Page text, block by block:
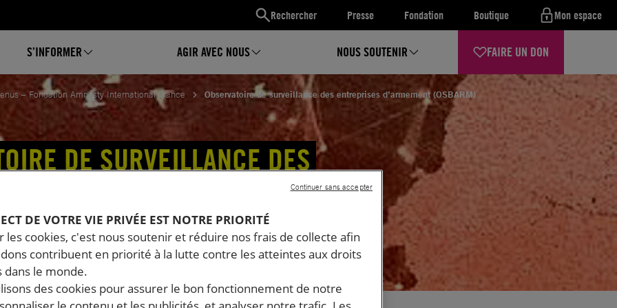
Rechercher Presse Fondation Boutique Mon espace
S’INFORMER AGIR AVEC NOUS NOUS SOUTENIR FAIRE UN DON
– Fondation Amnesty International France Observatoire de surveillance des entreprises d’armement (OSBARM)
DE SURVEILLANCE DES
D’ARMEMENT (OSBARM)
DE VOTRE VIE PRIVÉE EST NOTRE PRIORITÉ
les cookies, c'est nous soutenir et réduire nos frais de collecte afin
contribuent en priorité à la lutte contre les atteintes aux droits
dans le monde.
des cookies pour assurer le bon fonctionnement de notre
Continuer sans accepter